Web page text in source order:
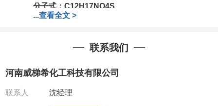
分子式： C12H17NO4S
分子量：271.33
1Mg ; 5Mg;10Mg ;100Mg;250Mg ;500Mg
;1g;2.5g ;5g ;10g可根据客户需求进行分装
作中有用到的试剂,欢迎前来询购
全额退款,并承担所有运费。
...查看全文 >
联系我们
河南威梯希化工科技有限公司
联系人 沈经理